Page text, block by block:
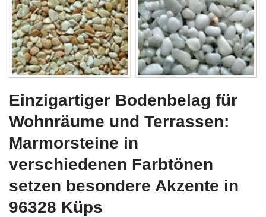
Einzigartiger Bodenbelag für
Wohnräume und Terrassen:
Marmorsteine in
verschiedenen Farbtönen
setzen besondere Akzente in
96328 Küps